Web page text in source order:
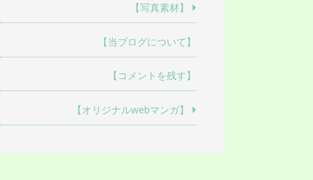
【写真素材】
【当ブログについて】
【コメントを残す】
【オリジナルwebマンガ】